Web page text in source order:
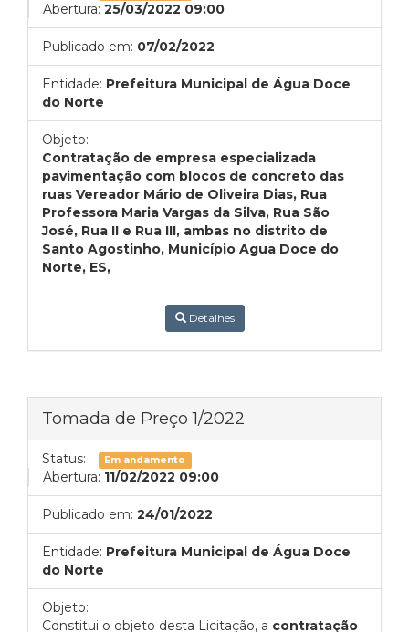
Abertura: 25/03/2022 09:00
Publicado em: 07/02/2022
Entidade: Prefeitura Municipal de Água Doce
do Norte
Objeto:
Contratação de empresa especializada
pavimentação com blocos de concreto das
ruas Vereador Mário de Oliveira Dias, Rua
Professora Maria Vargas da Silva, Rua São
José, Rua II e Rua III, ambas no distrito de
Santo Agostinho, Município Agua Doce do
Norte, ES,
Detalhes
Tomada de Preço 1/2022
Status: Em andamento
Abertura: 11/02/2022 09:00
Publicado em: 24/01/2022
Entidade: Prefeitura Municipal de Água Doce
do Norte
Objeto:
Constitui o objeto desta Licitação, a contratação